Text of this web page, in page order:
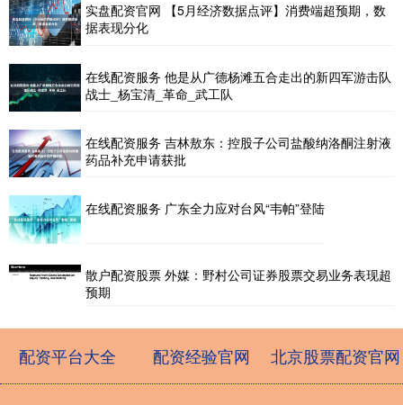
实盘配资官网 【5月经济数据点评】消费端超预期，数
据表现分化
在线配资服务 他是从广德杨滩五合走出的新四军游击队
战士_杨宝清_革命_武工队
在线配资服务 吉林敖东：控股子公司盐酸纳洛酮注射液
药品补充申请获批
在线配资服务 广东全力应对台风“韦帕”登陆
散户配资股票 外媒：野村公司证券股票交易业务表现超
预期
配资平台大全 配资经验官网 北京股票配资官网